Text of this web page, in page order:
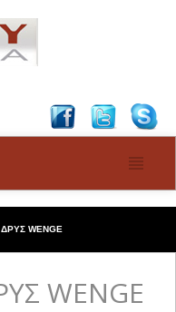
WENGE
WENGE